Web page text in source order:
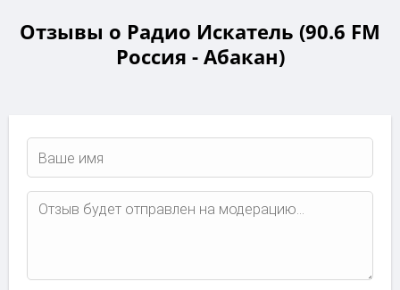
Отзывы о Радио Искатель (90.6 FM
Россия - Абакан)